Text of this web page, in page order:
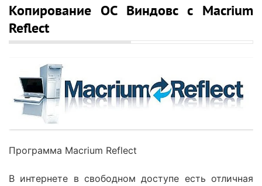
Копирование ОС Виндовс с Macrium
Reflect
Программа Macrium Reflect
В интернете в свободном доступе есть отличная